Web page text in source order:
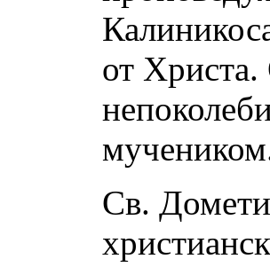
от Христа.
Св.